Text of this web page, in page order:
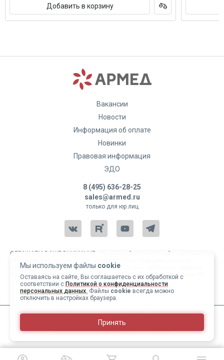
Добавить в корзину
Мы используем файлы cookie
Оставаясь на сайте, Вы соглашаетесь с их обработкой с
соответствии с Политикой о конфиденциальности
персональных данных. Файлы cookie всегда можно
отключить в настройках браузера.
Принять
Вакансии
Новости
Информация об оплате
Новинки
Правовая информация
ЭДО
8 (495) 636-28-25
sales@armed.ru
только для юр.лиц
ОБРАЩАЕМ ВАШЕ ВНИМАНИЕ, что данный интернет-сайт и материалы,
характер и ни при каких условиях не являются публичной офертой,
определяемой положениями статьи 437 Гражданского кодекса РФ.
Copyright 2004-2026 © Армед
ИМЕЮТСЯ ПРОТИВОПОКАЗАНИЯ, ПЕРЕД ИСПОЛЬЗОВАНИЕМ
НЕОБХОДИМО ОЗНАКОМИТЬСЯ С ИНСТРУКЦИЕЙ И
ПРОКОНСУЛЬТИРОВАТЬСЯ С ВРАЧОМ